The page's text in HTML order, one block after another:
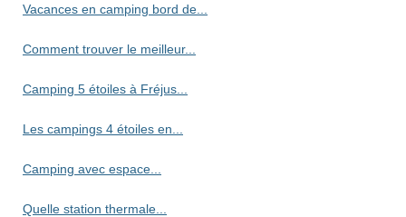
Vacances en camping bord de...
Comment trouver le meilleur...
Camping 5 étoiles à Fréjus...
Les campings 4 étoiles en...
Camping avec espace...
Quelle station thermale...